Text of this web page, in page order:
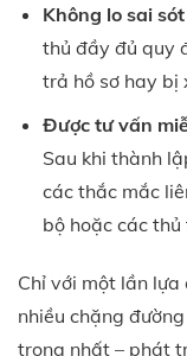
Không lo sai
thủ đầy đủ quy
trả hồ sơ hay bị
Được tư vấn
Sau khi thành
các thắc mắc
bộ hoặc các
Chỉ với một lần
nhiều chặng
trọng nhất – phát